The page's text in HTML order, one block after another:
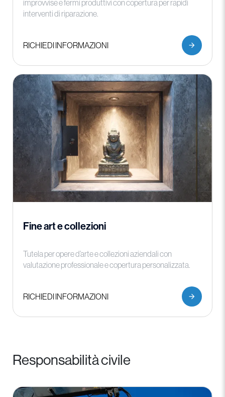
improvvise e fermi produttivi con copertura per rapidi
interventi di riparazione.
RICHIEDI INFORMAZIONI
Fine art e collezioni
Tutela per opere d’arte e collezioni aziendali con
valutazione professionale e copertura personalizzata.
RICHIEDI INFORMAZIONI
Responsabilità civile